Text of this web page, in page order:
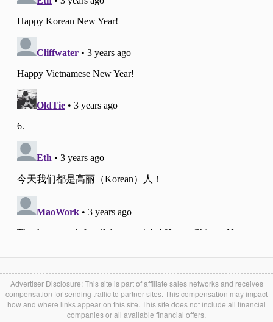
Advertiser Disclosure: This site is part of affiliate sales networks and receives
compensation for sending traffic to partner sites. This compensation may impact
how and where links appear on this site. This site does not include all financial
companies or all available financial offers.